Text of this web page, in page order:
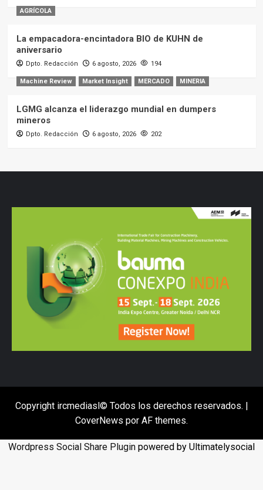
AGRÍCOLA
La empacadora-encintadora BIO de KUHN de
aniversario
Dpto. Redacción 6 agosto, 2026 194
Machine Review Market Insight MERCADO MINERIA
LGMG alcanza el liderazgo mundial en dumpers
mineros
Dpto. Redacción 6 agosto, 2026 202
Copyright ircmediasl© Todos los derechos reservados.
CoverNews por AF themes.
Wordpress Social Share Plugin powered by Ultimatelysocial